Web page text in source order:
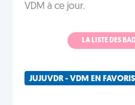
VDM à ce jour.
LA LISTE DES
JUJUVDR - VDM EN FAVORIS